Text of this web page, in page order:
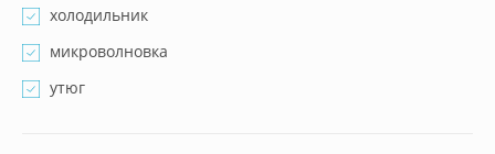
холодильник
микроволновка
утюг